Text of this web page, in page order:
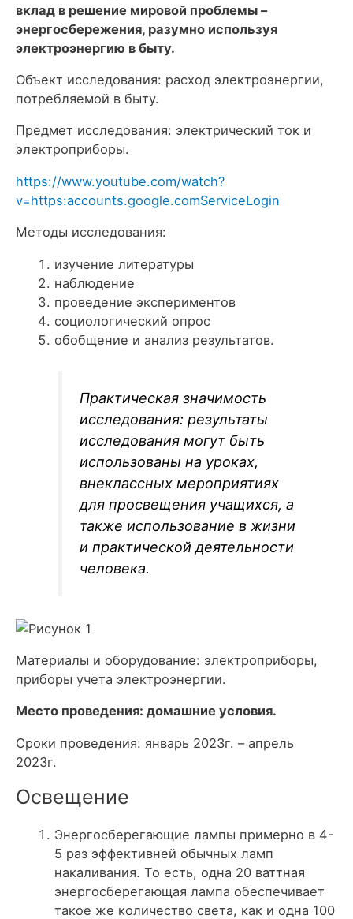
вклад в решение мировой проблемы –
энергосбережения, разумно используя
электроэнергию в быту.
Объект исследования: расход электроэнергии,
потребляемой в быту.
Предмет исследования: электрический ток и
электроприборы.
https://www.youtube.com/watch?
v=https:accounts.google.comServiceLogin
Методы исследования:
изучение литературы
наблюдение
проведение экспериментов
социологический опрос
обобщение и анализ результатов.
Практическая значимость
исследования: результаты
исследования могут быть
использованы на уроках,
внеклассных мероприятиях
для просвещения учащихся, а
также использование в жизни
и практической деятельности
человека.
Материалы и оборудование: электроприборы,
приборы учета электроэнергии.
Место проведения: домашние условия.
Сроки проведения: январь 2023г. – апрель
2023г.
Освещение
Энергосберегающие лампы примерно в 4-
5 раз эффективней обычных ламп
накаливания. То есть, одна 20 ваттная
энергосберегающая лампа обеспечивает
такое же количество света, как и одна 100